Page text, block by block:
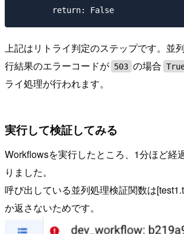
上記はリトライ判定のステップです。並
行結果のエラーコードが 503 の場合
ライ処理が行われます。
実行して検証してみる
Workflowsを実行したところ、1分ほど経
りました。
呼び出している並列処理検証関数は
か返さないためです。